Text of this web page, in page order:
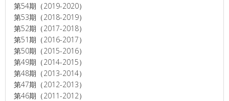
第54期（2019-2020）
第53期（2018-2019）
第52期（2017-2018）
第51期（2016-2017）
第50期（2015-2016）
第49期（2014-2015）
第48期（2013-2014）
第47期（2012-2013）
第46期（2011-2012）